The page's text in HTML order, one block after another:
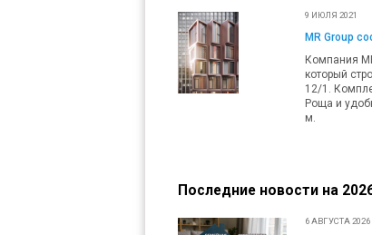
9 ИЮЛЯ 2021
MR Group
Компания
который
12/1.
Роща и
м.
Последние новости на
6 АВГУСТА 2026